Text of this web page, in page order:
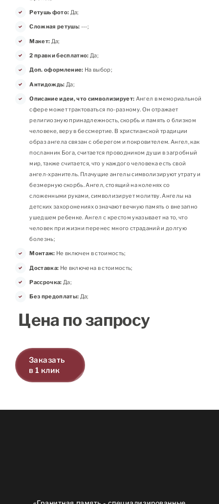
Ретушь фото: Да;
Сложная ретушь: ---;
Макет: Да;
2 правки бесплатно: Да;
Доп. оформление: На выбор;
Антидождь: Да;
Описание идеи, что символизирует: Ангел в мемориальной
сфере может трактоваться по-разному. Он отражает
религиозную принадлежность, скорбь и память о близком
человеке, веру в бессмертие. В христианской традиции
образ ангела связан с оберегом и покровителем. Ангел, как
посланник Бога, считается проводником души в загробный
мир, также считается, что у каждого человека есть свой
ангел-хранитель. Плачущие ангелы символизируют утрату и
безмерную скорбь. Ангел, стоящий на коленях со
сложенными руками, символизирует молитву. Ангелы на
детских захоронениях означают вечную память о внезапно
ушедшем ребенке. Ангел с крестом указывает на то, что
человек при жизни перенес много страданий и долгую
болезнь;
Монтаж: Не включен в стоимость;
Доставка: Не включена в стоимость;
Рассрочка: Да;
Без предоплаты: Да;
Цена по запросу
Заказать
в 1 клик